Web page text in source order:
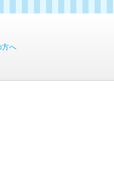
方へ